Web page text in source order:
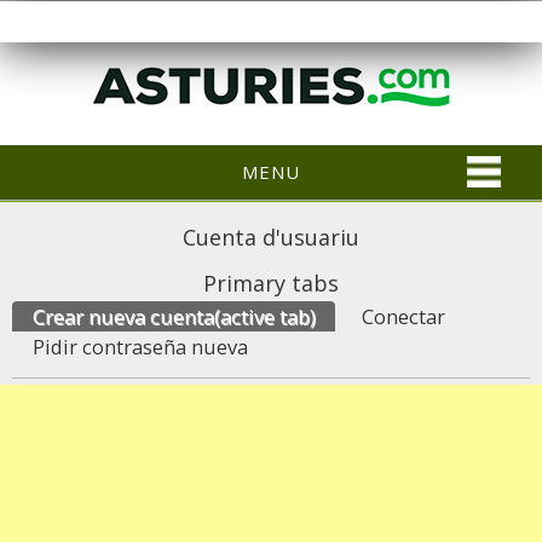
MENU
Cuenta d'usuariu
Primary tabs
Crear nueva cuenta(active tab)
Conectar
Pidir contraseña nueva